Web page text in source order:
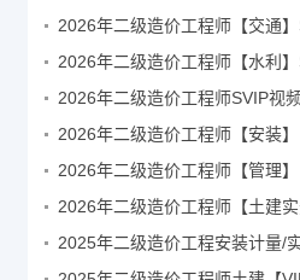
2026年二级造价工程师【交通
2026年二级造价工程师【水利
2026年二级造价工程师SVIP视
2026年二级造价工程师【土建